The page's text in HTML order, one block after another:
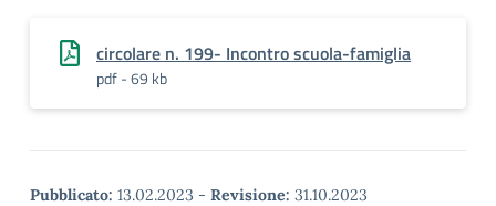
circolare n. 199- Incontro scuola-famiglia
pdf - 69 kb
Pubblicato: 13.02.2023 - Revisione: 31.10.2023